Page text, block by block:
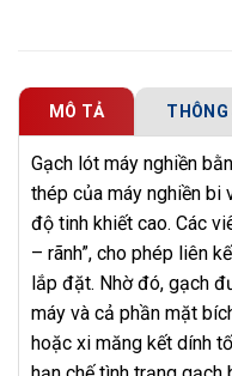
MÔ TẢ
Gạch lót máy nghiền
thép của máy nghiền bi
độ tinh khiết cao. Các
– rãnh”, cho phép liên
lắp đặt. Nhờ đó, gạch
máy và cả phần mặt
hoặc xi măng kết dính